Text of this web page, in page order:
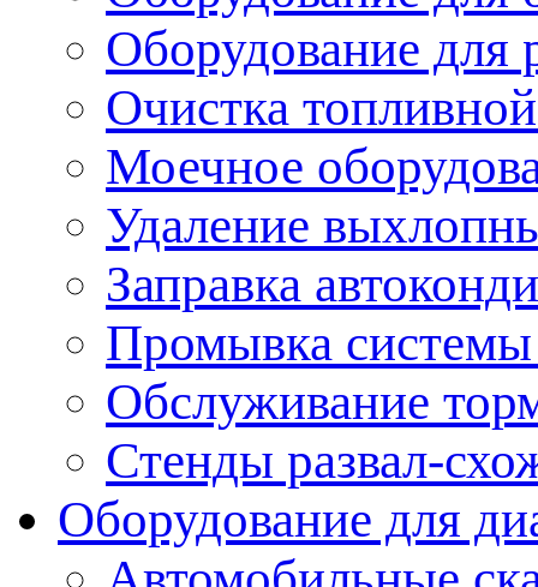
Оборудование для
Очистка
Моечное
Удаление
Заправка
Промывка
Обслуживание
Стенды развал-
Оборудование для